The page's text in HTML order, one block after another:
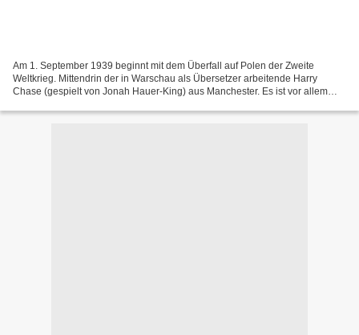
Am 1. September 1939 beginnt mit dem Überfall auf Polen der Zweite
Weltkrieg. Mittendrin der in Warschau als Übersetzer arbeitende Harry
Chase (gespielt von Jonah Hauer-King) aus Manchester. Es ist vor allem